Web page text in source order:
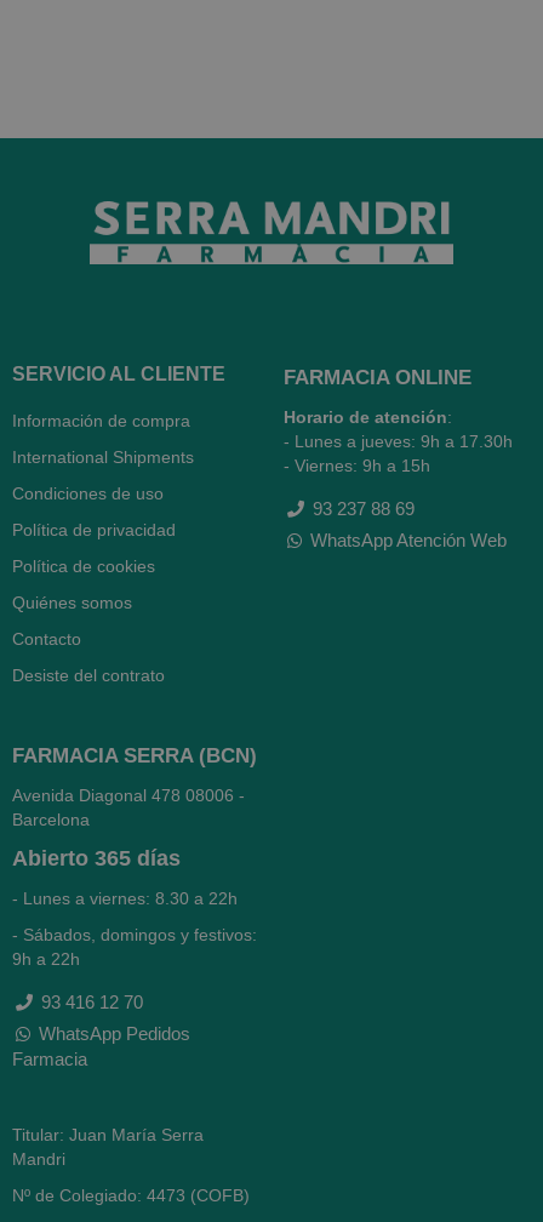
SERVICIO AL CLIENTE
Información de compra
International Shipments
Condiciones de uso
Política de privacidad
Política de cookies
Quiénes somos
Contacto
Desiste del contrato
FARMACIA ONLINE
Horario de atención:
- Lunes a jueves: 9h a 17.30h
- Viernes: 9h a 15h
93 237 88 69
WhatsApp Atención Web
FARMACIA SERRA (BCN)
Avenida Diagonal 478 08006 -
Barcelona
Abierto 365 días
- Lunes a viernes: 8.30 a 22h
- Sábados, domingos y festivos:
9h a 22h
93 416 12 70
WhatsApp Pedidos
Farmacia
Titular: Juan María Serra
Mandri
Nº de Colegiado: 4473 (COFB)